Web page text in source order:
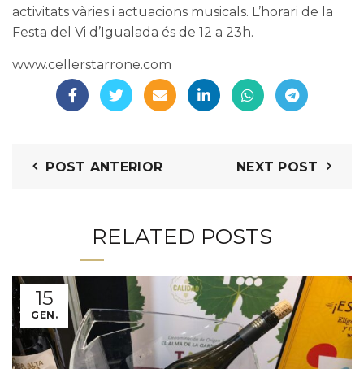
activitats vàries i actuacions musicals. L’horari de la
Festa del Vi d’Igualada és de 12 a 23h.
www.cellerstarrone.com
POST ANTERIOR NEXT POST
RELATED POSTS
15
GEN.